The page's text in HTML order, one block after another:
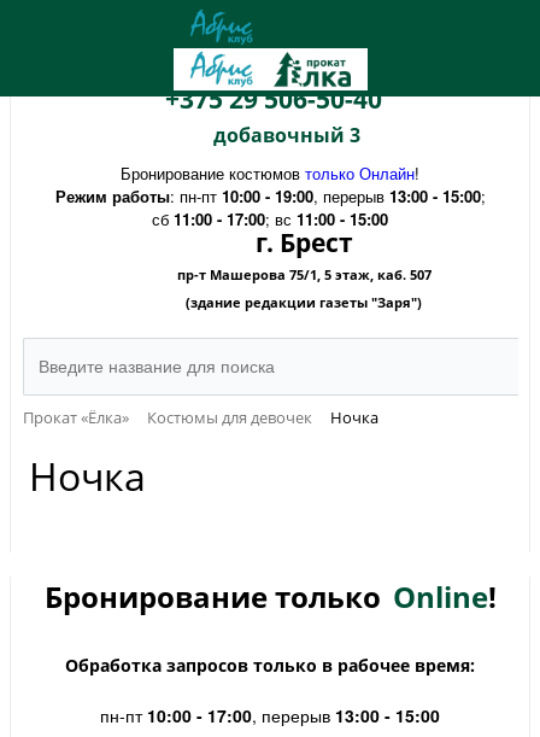
+375 29 506-50-40
добавочный 3
Бронирование костюмов только Онлайн!
Режим работы: пн-пт 10:00 - 19:00, перерыв 13:00 - 15:00;
сб 11:00 - 17:00; вс 11:00 - 15:00
г. Брест
пр-т Машерова 75/1, 5 этаж, каб. 507
(здание редакции газеты "Заря")
Прокат «Ёлка» Костюмы для девочек Ночка
Ночка
Бронирование только Online!
Обработка запросов только в рабочее время:
пн-пт 10:00 - 17:00, перерыв 13:00 - 15:00